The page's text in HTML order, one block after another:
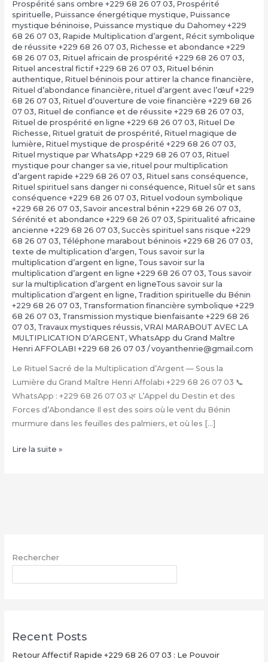
Prospérité sans ombre +229 68 26 07 03, Prospérité
spirituelle, Puissance énergétique mystique, Puissance
mystique béninoise, Puissance mystique du Dahomey +229
68 26 07 03, Rapide Multiplication d’argent, Récit symbolique
de réussite +229 68 26 07 03, Richesse et abondance +229
68 26 07 03, Rituel africain de prospérité +229 68 26 07 03,
Rituel ancestral fictif +229 68 26 07 03, Rituel bénin
authentique, Rituel béninois pour attirer la chance financière,
Rituel d’abondance financière, rituel d’argent avec l’œuf +229
68 26 07 03, Rituel d’ouverture de voie financière +229 68 26
07 03, Rituel de confiance et de réussite +229 68 26 07 03,
Rituel de prospérité en ligne +229 68 26 07 03, Rituel De
Richesse, Rituel gratuit de prospérité, Rituel magique de
lumière, Rituel mystique de prospérité +229 68 26 07 03,
Rituel mystique par WhatsApp +229 68 26 07 03, Rituel
mystique pour changer sa vie, rituel pour multiplication
d’argent rapide +229 68 26 07 03, Rituel sans conséquence,
Rituel spirituel sans danger ni conséquence, Rituel sûr et sans
conséquence +229 68 26 07 03, Rituel vodoun symbolique
+229 68 26 07 03, Savoir ancestral bénin +229 68 26 07 03,
Sérénité et abondance +229 68 26 07 03, Spiritualité africaine
ancienne +229 68 26 07 03, Succès spirituel sans risque +229
68 26 07 03, Téléphone marabout béninois +229 68 26 07 03,
texte de multiplication d’argen, Tous savoir sur la
multiplication d’argent en ligne, Tous savoir sur la
multiplication d’argent en ligne +229 68 26 07 03, Tous savoir
sur la multiplication d’argent en ligneTous savoir sur la
multiplication d’argent en ligne, Tradition spirituelle du Bénin
+229 68 26 07 03, Transformation financière symbolique +229
68 26 07 03, Transmission mystique bienfaisante +229 68 26
07 03, Travaux mystiques réussis, VRAI MARABOUT AVEC LA
MULTIPLICATION D’ARGENT, WhatsApp du Grand Maître
Henri AFFOLABI +229 68 26 07 03 /voyanthenrie@gmail.com
Le Rituel Sacré de la Multiplication d’Argent — Sous la
Lumière du Grand Maître Henri Affolabi +229 68 26 07 03 📞
WhatsApp : +229 68 26 07 03 🌿 L’Appel du Destin et des
Forces d’Abondance Il est des soirs où le vent du Bénin
murmure dans les feuilles des palmiers, et où les […]
La
Henri
–
et
Ultra-
Lire la suite »
Rechercher
Recent Posts
Retour Affectif Rapide +229 68 26 07 03 : Le Pouvoir